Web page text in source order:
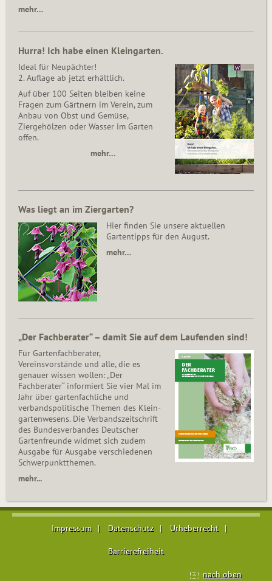
mehr…
Hurra! Ich habe einen Kleingarten.
Ideal für Neupächter!
2. Auflage ab jetzt erhältlich.
Auf über 100 Seiten bleiben keine
Fragen zum Gärtnern im Verein, zum
Anbau von Obst und Gemüse,
Ziergehölzen oder Wasser im Garten
offen.
mehr…
Was liegt an im Ziergarten?
Hier finden Sie unsere aktuellen
Gartentipps für den August.
mehr…
„Der Fachberater“ – damit Sie auf dem Laufenden sind!
Für Gartenfachberater,
Vereinsvorstände und alle, die es
genauer wissen wollen: „Der
Fachberater“ informiert Sie vier Mal im
Jahr über gartenfachliche und
verbandspolitische Themen des Klein­
gar­ten­wesens. Die Ver­bands­zeit­schrift
des Bun­des­ver­ban­des Deutscher
Gartenfreunde widmet sich zudem
Ausgabe für Ausgabe verschiedenen
Schwer­punkt­the­men.
mehr...
Impressum Datenschutz Urheberrecht
Barrierefreiheit
nach oben